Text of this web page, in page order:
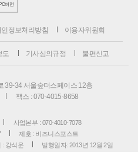
PC버전
인정보처리방침 이용자위원회
도 기사심의규정 불편신고
39-34 서울숲더스페이스 12층
팩스 : 070-4015-8658
사업본부 : 070-4010-7078
제호 : 비즈니스포스트
: 강석운
발행일자: 2013년 12월 2일